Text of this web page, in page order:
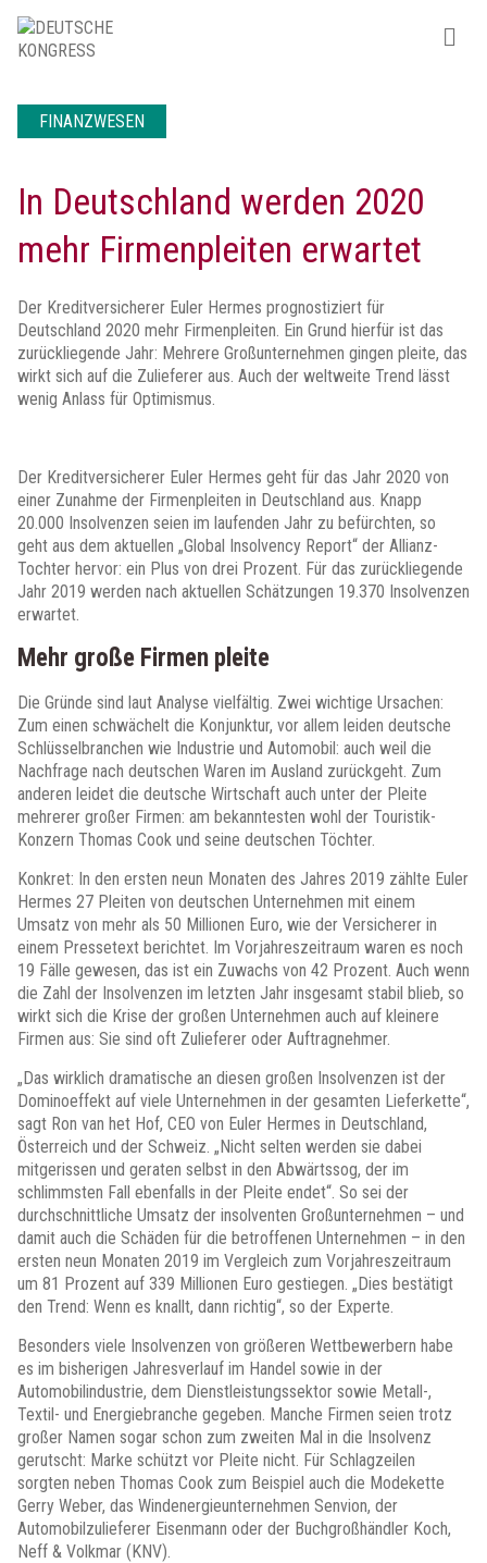
FINANZWESEN
In Deutschland werden 2020
mehr Firmenpleiten erwartet
Der Kreditversicherer Euler Hermes prognostiziert für
Deutschland 2020 mehr Firmenpleiten. Ein Grund hierfür ist das
zurückliegende Jahr: Mehrere Großunternehmen gingen pleite, das
wirkt sich auf die Zulieferer aus. Auch der weltweite Trend lässt
wenig Anlass für Optimismus.
Der Kreditversicherer Euler Hermes geht für das Jahr 2020 von
einer Zunahme der Firmenpleiten in Deutschland aus. Knapp
20.000 Insolvenzen seien im laufenden Jahr zu befürchten, so
geht aus dem aktuellen „Global Insolvency Report“ der Allianz-
Tochter hervor: ein Plus von drei Prozent. Für das zurückliegende
Jahr 2019 werden nach aktuellen Schätzungen 19.370 Insolvenzen
erwartet.
Mehr große Firmen pleite
Die Gründe sind laut Analyse vielfältig. Zwei wichtige Ursachen:
Zum einen schwächelt die Konjunktur, vor allem leiden deutsche
Schlüsselbranchen wie Industrie und Automobil: auch weil die
Nachfrage nach deutschen Waren im Ausland zurückgeht. Zum
anderen leidet die deutsche Wirtschaft auch unter der Pleite
mehrerer großer Firmen: am bekanntesten wohl der Touristik-
Konzern Thomas Cook und seine deutschen Töchter.
Konkret: In den ersten neun Monaten des Jahres 2019 zählte Euler
Hermes 27 Pleiten von deutschen Unternehmen mit einem
Umsatz von mehr als 50 Millionen Euro, wie der Versicherer in
einem Pressetext berichtet. Im Vorjahreszeitraum waren es noch
19 Fälle gewesen, das ist ein Zuwachs von 42 Prozent. Auch wenn
die Zahl der Insolvenzen im letzten Jahr insgesamt stabil blieb, so
wirkt sich die Krise der großen Unternehmen auch auf kleinere
Firmen aus: Sie sind oft Zulieferer oder Auftragnehmer.
„Das wirklich dramatische an diesen großen Insolvenzen ist der
Dominoeffekt auf viele Unternehmen in der gesamten Lieferkette“,
sagt Ron van het Hof, CEO von Euler Hermes in Deutschland,
Österreich und der Schweiz. „Nicht selten werden sie dabei
mitgerissen und geraten selbst in den Abwärtssog, der im
schlimmsten Fall ebenfalls in der Pleite endet“. So sei der
durchschnittliche Umsatz der insolventen Großunternehmen – und
damit auch die Schäden für die betroffenen Unternehmen – in den
ersten neun Monaten 2019 im Vergleich zum Vorjahreszeitraum
um 81 Prozent auf 339 Millionen Euro gestiegen. „Dies bestätigt
den Trend: Wenn es knallt, dann richtig“, so der Experte.
Besonders viele Insolvenzen von größeren Wettbewerbern habe
es im bisherigen Jahresverlauf im Handel sowie in der
Automobilindustrie, dem Dienstleistungssektor sowie Metall-,
Textil- und Energiebranche gegeben. Manche Firmen seien trotz
großer Namen sogar schon zum zweiten Mal in die Insolvenz
gerutscht: Marke schützt vor Pleite nicht. Für Schlagzeilen
sorgten neben Thomas Cook zum Beispiel auch die Modekette
Gerry Weber, das Windenergieunternehmen Senvion, der
Automobilzulieferer Eisenmann oder der Buchgroßhändler Koch,
Neff & Volkmar (KNV).